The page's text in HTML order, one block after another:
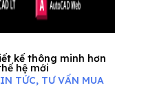
kế thông minh hơn
hệ mới
TỨC, TƯ VẤN MUA